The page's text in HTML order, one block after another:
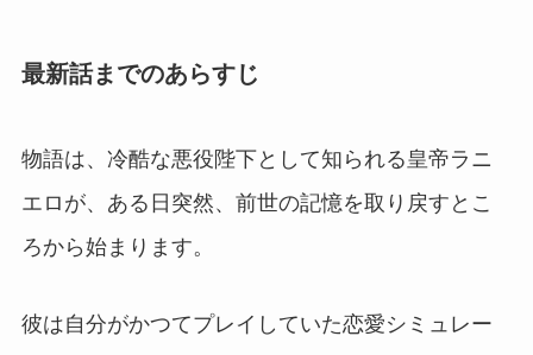
最新話までのあらすじ
物語は、冷酷な悪役陛下として知られる皇帝ラニ
エロが、ある日突然、前世の記憶を取り戻すとこ
ろから始まります。
彼は自分がかつてプレイしていた恋愛シミュレー